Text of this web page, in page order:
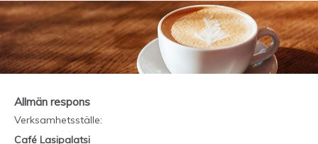
Allmän respons
Verksamhetsställe:
Café Lasipalatsi